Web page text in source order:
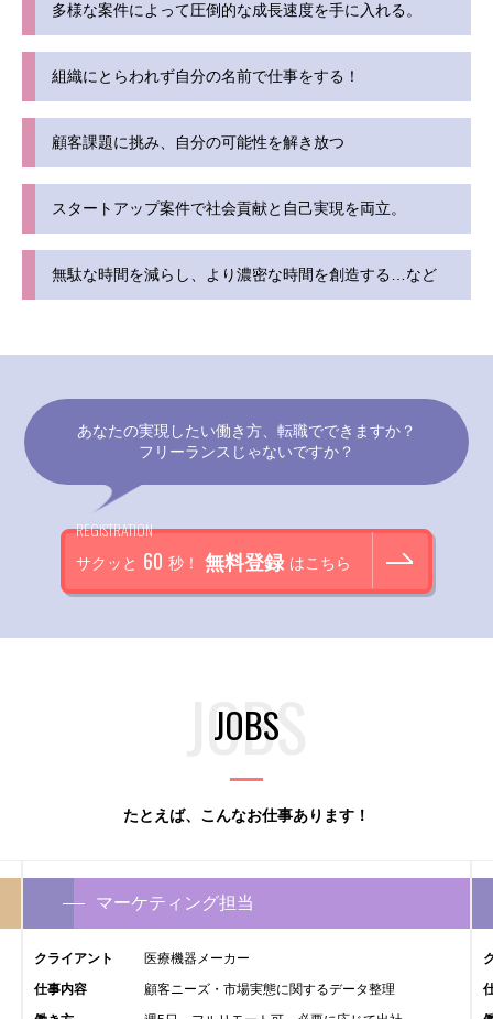
多様な案件によって圧倒的な成長速度を手に入れる。
組織にとらわれず自分の名前で仕事をする！
顧客課題に挑み、自分の可能性を解き放つ
スタートアップ案件で社会貢献と自己実現を両立。
無駄な時間を減らし、より濃密な時間を創造する…など
あなたの実現したい働き方、転職でできますか？
フリーランスじゃないですか？
REGISTRATION
サクッと 60 秒！ 無料登録 はこちら
JOBS
たとえば、こんなお仕事あります！
マーケティング担当
クライアント
医療機器メーカー
仕事内容
顧客ニーズ・市場実態に関するデータ整理